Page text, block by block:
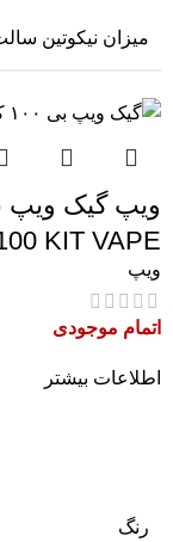
میزان نیکوتین
KIT VAPE
ویپ
اتمام موجودی
اطلاعات بیشتر
رنگ